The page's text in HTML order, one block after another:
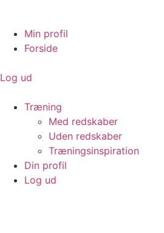
Min profil
Forside
Log ud
Træning
Med redskaber
Uden redskaber
Træningsinspiration
Din profil
Log ud